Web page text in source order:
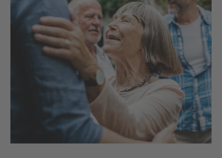
Zubehör
Zubehör